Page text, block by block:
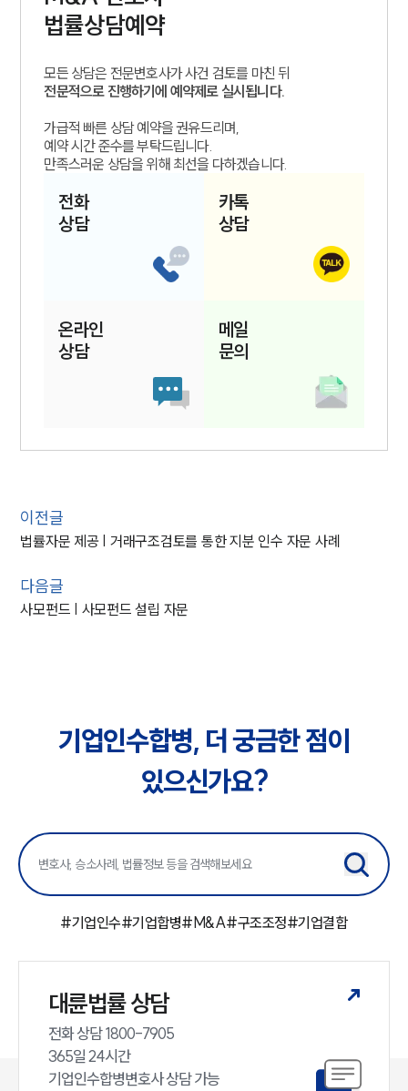
법률상담예약
모든 상담은 전문변호사가 사건 검토를 마친 뒤
전문적으로 진행하기에 예약제로 실시됩니다.
가급적 빠른 상담 예약을 권유드리며,
예약 시간 준수를 부탁드립니다.
만족스러운 상담을 위해 최선을 다하겠습니다.
전화
상담
카톡
상담
온라인
상담
메일
문의
이전글
법률자문 제공 | 거래구조검토를 통한 지분 인수 자문 사례
다음글
사모펀드 | 사모펀드 설립 자문
기업인수합병, 더 궁금한 점이
있으신가요?
#기업인수#기업합병# M&A#구조조정#기업결합
대륜법률 상담
전화 상담 1800-7905
365일 24시간
기업인수합병변호사 상담 가능